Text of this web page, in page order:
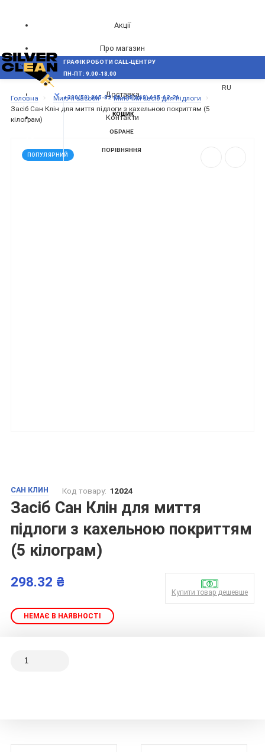
Акції
Про магазин
Блог
Доставка
Контакти
RU
МЕНЮ
ГРАФІК РОБОТИ CALL-ЦЕНТРУ
ПН-ПТ: 9.00-18.00
+380(50) 865-82-83+380(68) 695-62-26
КОШИК
ОБРАНЕ
ПОРІВНЯННЯ
Головна Миючі засоби
Миючий засіб для підлоги
Засіб Сан Клін для миття підлоги з кахельною покриттям (5
кілограм)
ПОПУЛЯРНИЙ
САН КЛИН Код товару: 12024
Засіб Сан Клін для миття
підлоги з кахельною покриттям
(5 кілограм)
298.32 ₴
Купити товар дешевше
НЕМАЄ В НАЯВНОСТІ